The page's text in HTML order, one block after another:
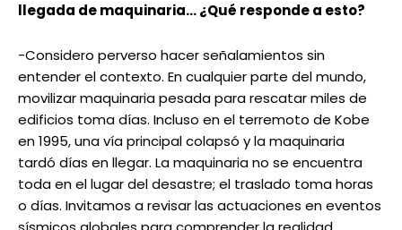
llegada de maquinaria… ¿Qué responde a esto?
-Considero perverso hacer señalamientos sin
entender el contexto. En cualquier parte del mundo,
movilizar maquinaria pesada para rescatar miles de
edificios toma días. Incluso en el terremoto de Kobe
en 1995, una vía principal colapsó y la maquinaria
tardó días en llegar. La maquinaria no se encuentra
toda en el lugar del desastre; el traslado toma horas
o días. Invitamos a revisar las actuaciones en eventos